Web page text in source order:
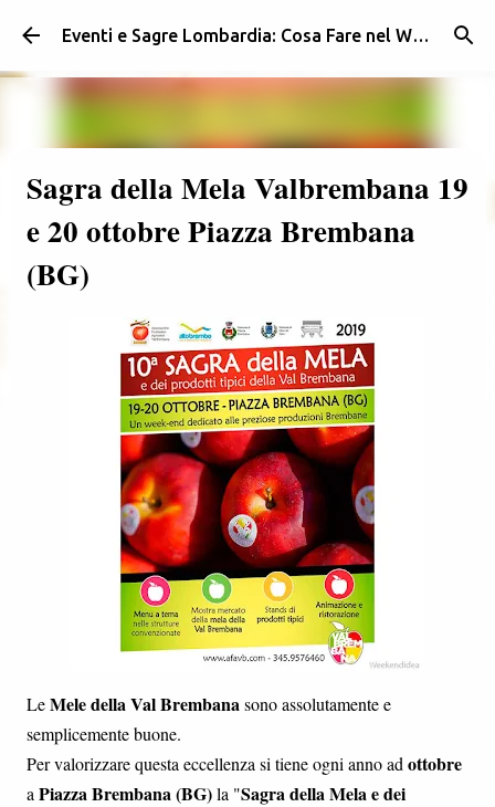
Passa ai contenuti principali Eventi e Sagre Lombardia: Cosa Fare nel Weekend | Weekendidea
Sagra della Mela Valbrembana 19
e 20 ottobre Piazza Brembana
(BG)
LeMele della Val Brembanasono assolutamente e
semplicemente buone.
Per valorizzare questa eccellenza si tiene ogni anno ad ottobre
a Piazza Brembana (BG)la "Sagra della Mela e dei